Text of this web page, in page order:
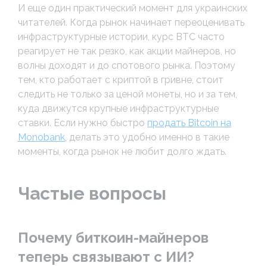
И еще один практический момент для украинских
читателей. Когда рынок начинает переоценивать
инфраструктурные истории, курс BTC часто
реагирует не так резко, как акции майнеров, но
волны доходят и до спотового рынка. Поэтому
тем, кто работает с криптой в гривне, стоит
следить не только за ценой монеты, но и за тем,
куда движутся крупные инфраструктурные
ставки. Если нужно быстро продать Bitcoin на
Monobank , делать это удобно именно в такие
моменты, когда рынок не любит долго ждать.
Частые вопросы
Почему биткоин-майнеров
теперь связывают с ИИ?